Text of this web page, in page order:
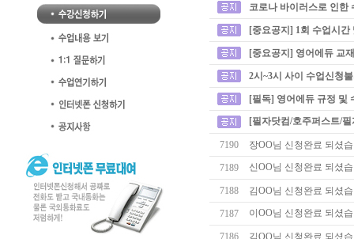
코로나 바이러스로 인한
[중요공지] 1회 수업시
[중요공지] 영어에듀 교
2시~3시 사이 수업신청
[필독] 영어에듀 규정 및
[필자닷컴/호주퍼스트/
7190 장OO님 신청완료 되셨
7189 신OO님 신청완료 되셨
7188 김OO님 신청완료 되셨
7187 이OO님 신청완료 되셨
7186 김OO님 신청완료 되셨